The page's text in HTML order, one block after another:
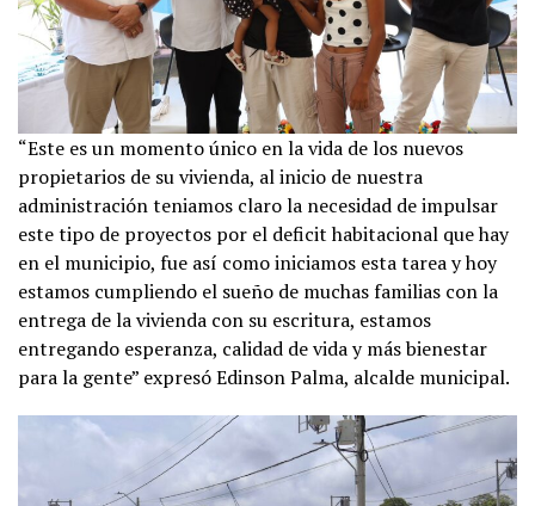
“Este es un momento único en la vida de los nuevos
propietarios de su vivienda, al inicio de nuestra
administración teniamos claro la necesidad de impulsar
este tipo de proyectos por el deficit habitacional que hay
en el municipio, fue así como iniciamos esta tarea y hoy
estamos cumpliendo el sueño de muchas familias con la
entrega de la vivienda con su escritura, estamos
entregando esperanza, calidad de vida y más bienestar
para la gente” expresó Edinson Palma, alcalde municipal.